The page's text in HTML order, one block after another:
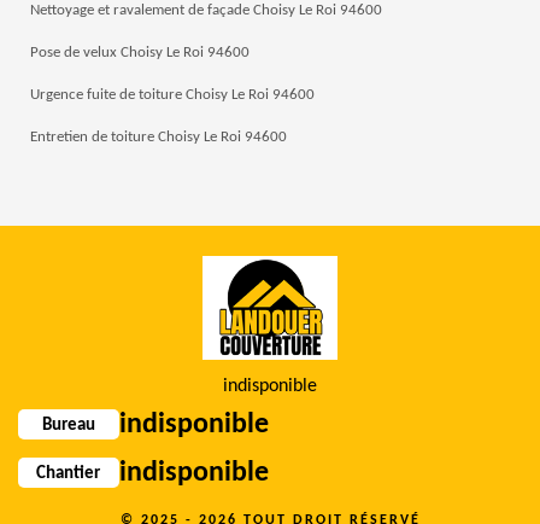
Nettoyage et ravalement de façade Choisy Le Roi 94600
Pose de velux Choisy Le Roi 94600
Urgence fuite de toiture Choisy Le Roi 94600
Entretien de toiture Choisy Le Roi 94600
indisponible
Bureau indisponible
Chantier indisponible
© 2025 - 2026 TOUT DROIT RÉSERVÉ